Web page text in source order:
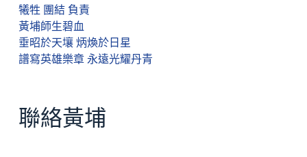
犧牲 團結 負責
黃埔師生碧血
垂昭於天壤 炳煥於日星
譜寫英雄樂章 永遠光耀丹青
聯絡黃埔